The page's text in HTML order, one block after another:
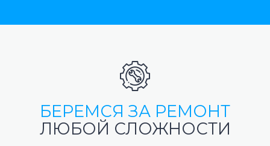
БЕРЕМСЯ ЗА РЕМОНТ
ЛЮБОЙ СЛОЖНОСТИ